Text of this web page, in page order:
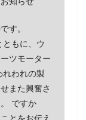
す。
もに、ウ
ツモーター
われの製
また興奮さ
ですか